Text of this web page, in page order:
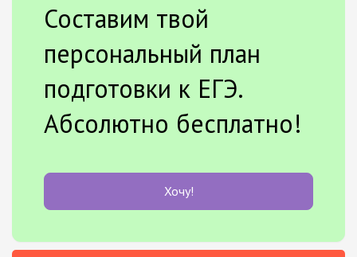
Составим твой
персональный план
подготовки к ЕГЭ.
Абсолютно бесплатно!
Хочу!